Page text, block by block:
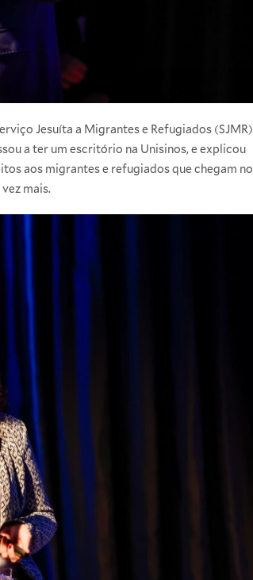
Jesuíta a Migrantes e Refugiados (SJMR)
a ter um escritório na Unisinos, e explicou
aos migrantes e refugiados que chegam no
mais.